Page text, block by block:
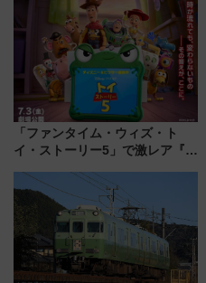
「ファンタイム・ウィズ・ト
イ・ストーリー5」で激レア『ロ
デコレーションも徹底解説